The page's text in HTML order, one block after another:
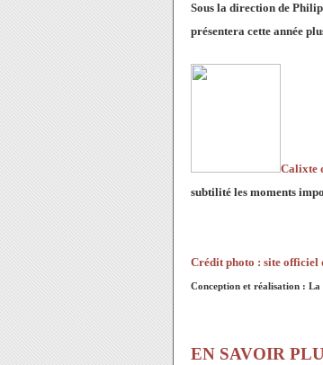
Sous la direction de
présentera cette année
Calixte
subtilité les moments
Crédit photo : site officiel
Conception et réalisation :
EN SAVOIR